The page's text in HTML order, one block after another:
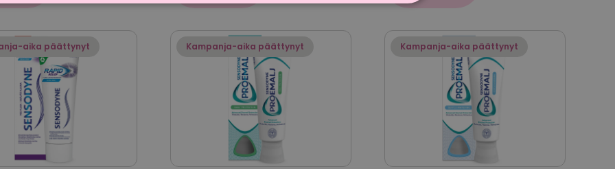
aika päättynyt Kampanja-aika päättynyt Kampanja-aika päättynyt